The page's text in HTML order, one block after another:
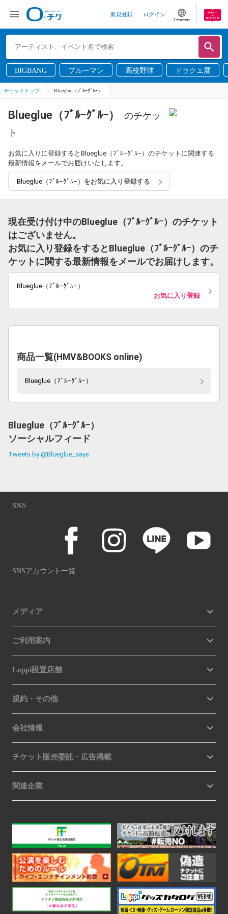
新規登録 ログイン
Language
BIGBANG ブルーマン 高校野球 ドラクエ展
チケットトップ Blueglue（ﾌﾞﾙｰｸﾞﾙｰ）
Blueglue（ﾌﾞﾙｰｸﾞﾙｰ）
のチケッ
ト
お気に入りに登録するとBlueglue（ﾌﾞﾙｰｸﾞﾙｰ）のチケットに関連する
最新情報をメールでお届けいたします。
Blueglue（ﾌﾞﾙｰｸﾞﾙｰ）をお気に入り登録する
現在受け付け中のBlueglue（ﾌﾞﾙｰｸﾞﾙｰ）のチケット
はございません。
お気に入り登録をするとBlueglue（ﾌﾞﾙｰｸﾞﾙｰ）のチ
ケットに関する最新情報をメールでお届けします。
Blueglue（ﾌﾞﾙｰｸﾞﾙｰ）
お気に入り登録
商品一覧(HMV&BOOKS online)
Blueglue（ﾌﾞﾙｰｸﾞﾙｰ）
Blueglue（ﾌﾞﾙｰｸﾞﾙｰ）
ソーシャルフィード
Tweets by @Blueglue_says
SNS
SNSアカウント一覧
メディア
ご利用案内
Loppi設置店舗
規約・その他
会社情報
チケット販売委託・広告掲載
関連企業